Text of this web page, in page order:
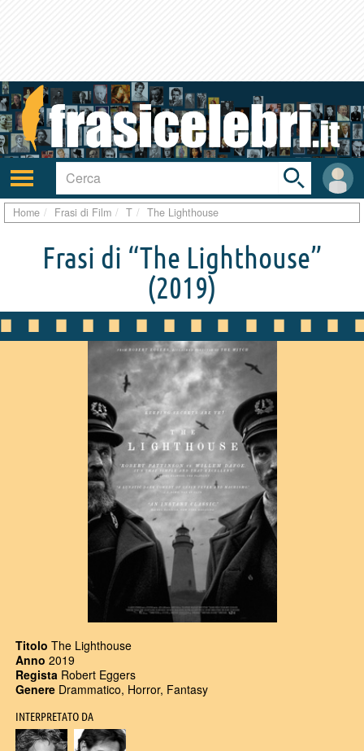
Attiva/disattiva
navigazione
User
area
Toggle
search
bar
Home Frasi di Film T The Lighthouse
Frasi di “The Lighthouse”
(2019)
Titolo The Lighthouse
Anno 2019
Regista Robert Eggers
Genere Drammatico, Horror, Fantasy
INTERPRETATO DA